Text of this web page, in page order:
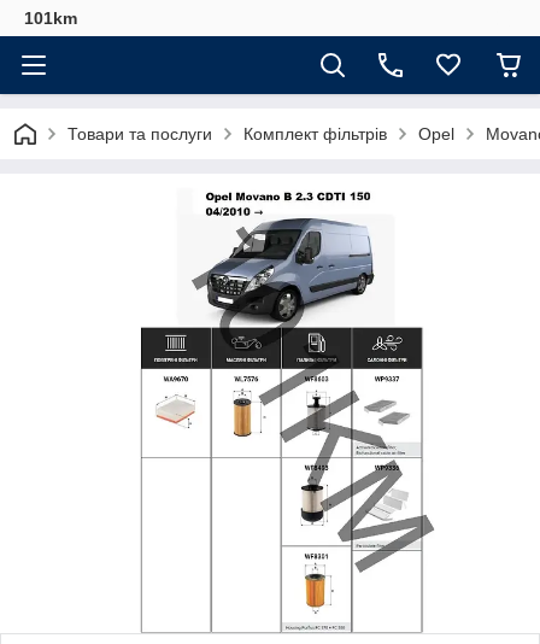
101km
Товари та послуги Комплект фільтрів Opel